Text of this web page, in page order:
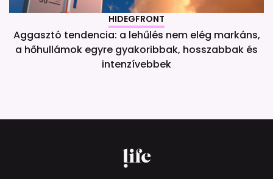
HIDEGFRONT
Aggasztó tendencia: a lehűlés nem elég markáns,
a hőhullámok egyre gyakoribbak, hosszabbak és
intenzívebbek